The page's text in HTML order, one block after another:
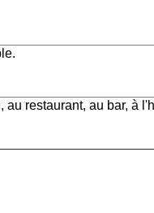
au restaurant, au bar, à